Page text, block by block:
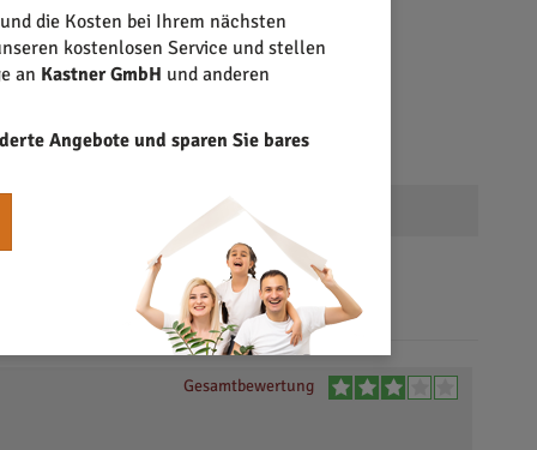
Gesamtbewertung
die Kosten bei Ihrem nächsten
kostenlosen Service und stellen
an Kastner GmbH und anderen
Angebote und sparen Sie bares